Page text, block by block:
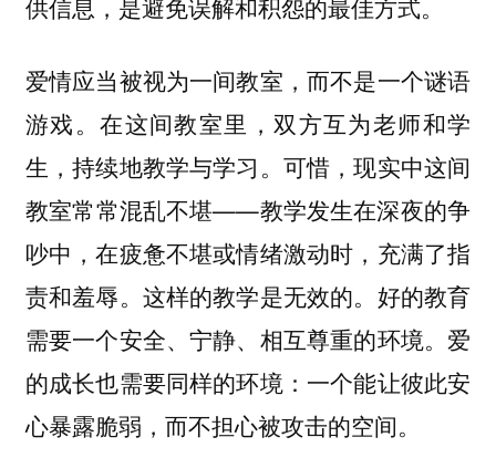
爱情应当被视为一间教室，而不是一个谜语
游戏。在这间教室里，双方互为老师和学
生，持续地教学与学习。可惜，现实中这间
教室常常混乱不堪——教学发生在深夜的争
吵中，在疲惫不堪或情绪激动时，充满了指
责和羞辱。这样的教学是无效的。好的教育
需要一个安全、宁静、相互尊重的环境。爱
的成长也需要同样的环境：一个能让彼此安
心暴露脆弱，而不担心被攻击的空间。